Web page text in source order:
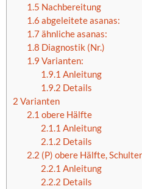
1.5 Nachbereitung
1.6 abgeleitete asanas:
1.7ähnliche asanas:
1.8 Diagnostik (Nr.)
1.9 Varianten:
1.9.1 Anleitung
1.9.2 Details
2 Varianten
2.1 obere Hälfte
2.1.1 Anleitung
2.1.2 Details
2.2 (P) obere Hälfte,
2.2.1 Anleitung
2.2.2 Details